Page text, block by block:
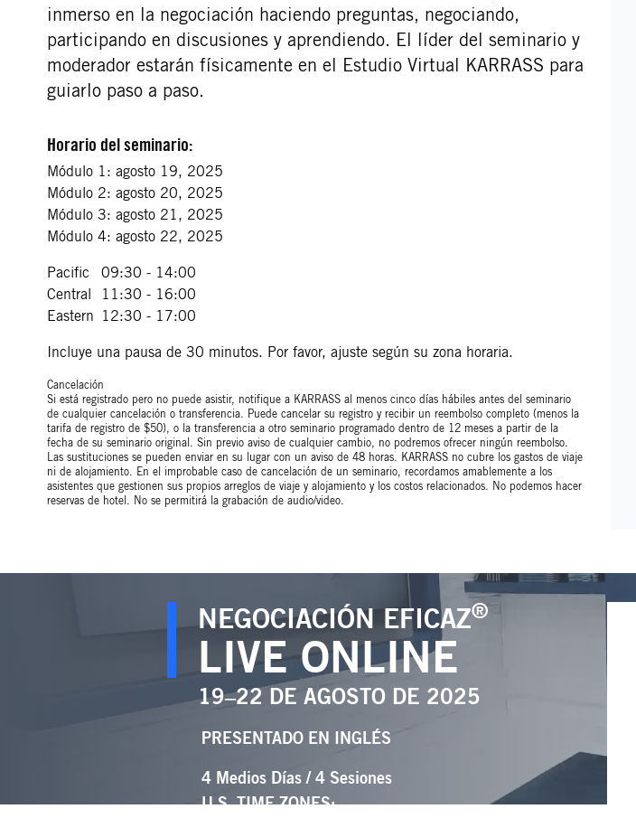
inmerso en la negociación haciendo preguntas, negociando,
participando en discusiones y aprendiendo. El líder del seminario y
moderador estarán físicamente en el Estudio Virtual KARRASS para
guiarlo paso a paso.
Horario del seminario:
Módulo 1: agosto 19, 2025
Módulo 2: agosto 20, 2025
Módulo 3: agosto 21, 2025
Módulo 4: agosto 22, 2025
Pacific
09:30 - 14:00
Central
11:30 - 16:00
Eastern 12:30 - 17:00
Incluye una pausa de 30 minutos. Por favor, ajuste según su zona horaria.
Cancelación
Si está registrado pero no puede asistir, notifique a KARRASS al menos cinco días hábiles antes del seminario
de cualquier cancelación o transferencia. Puede cancelar su registro y recibir un reembolso completo (menos la
tarifa de registro de $50), o la transferencia a otro seminario programado dentro de 12 meses a partir de la
fecha de su seminario original. Sin previo aviso de cualquier cambio, no podremos ofrecer ningún reembolso.
Las sustituciones se pueden enviar en su lugar con un aviso de 48 horas. KARRASS no cubre los gastos de viaje
ni de alojamiento. En el improbable caso de cancelación de un seminario, recordamos amablemente a los
asistentes que gestionen sus propios arreglos de viaje y alojamiento y los costos relacionados. No podemos hacer
reservas de hotel. No se permitirá la grabación de audio/video.
NEGOCIACIÓN EFICAZ®
LIVE ONLINE
19–22 DE AGOSTO DE 2025
PRESENTADO EN INGLÉS
4 Medios Días / 4 Sesiones
U.S. TIME ZONES: